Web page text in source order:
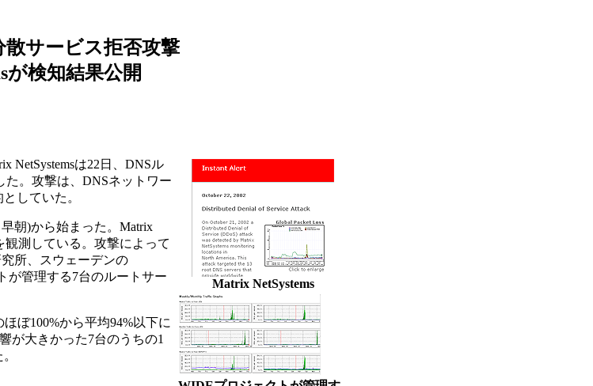
サービス拒否攻撃
が検知結果公開
Matrix NetSystems
NetSystemsは22日、DNSル
た。攻撃は、DNSネットワー
していた。
朝)から始まった。Matrix
観測している。攻撃によって
所、スウェーデンの
が管理する7台のルートサー
ぼ100%から平均94%以下に
が大きかった7台のうちの1